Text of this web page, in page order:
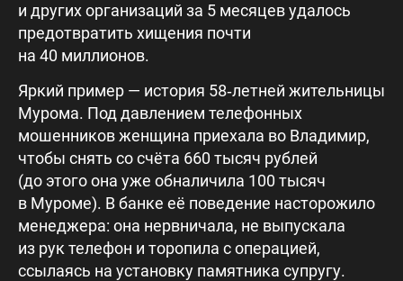
и других организаций за 5 месяцев удалось
предотвратить хищения почти
на 40 миллионов.
Яркий пример — история 58‑летней жительницы
Мурома. Под давлением телефонных
мошенников женщина приехала во Владимир,
чтобы снять со счёта 660 тысяч рублей
(до этого она уже обналичила 100 тысяч
в Муроме). В банке её поведение насторожило
менеджера: она нервничала, не выпускала
из рук телефон и торопила с операцией,
ссылаясь на установку памятника супругу.